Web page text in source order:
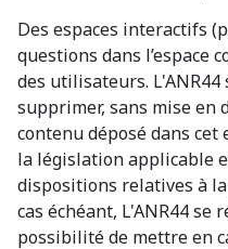
Des espaces interactifs
questions dans l’espace
des utilisateurs.
supprimer, sans mise en
contenu déposé dans
la législation applicable
dispositions relatives à
cas échéant, L'ANR44 se
possibilité de mettre en